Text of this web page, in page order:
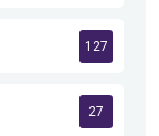
127
27